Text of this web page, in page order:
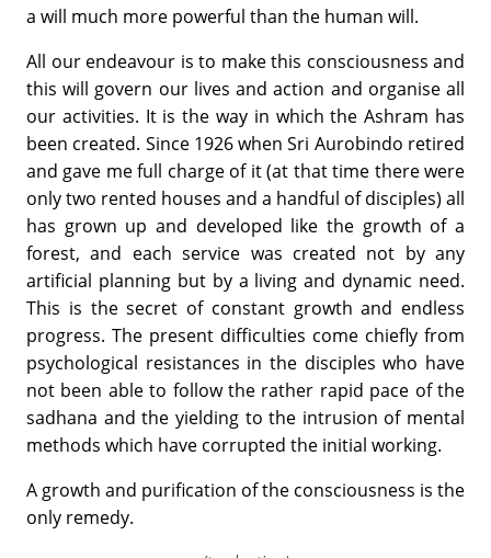
a will much more powerful than the human will.
All our endeavour is to make this consciousness and
this will govern our lives and action and organise all
our activities. It is the way in which the Ashram has
been created. Since 1926 when Sri Aurobindo retired
and gave me full charge of it (at that time there were
only two rented houses and a handful of disciples) all
has grown up and developed like the growth of a
forest, and each service was created not by any
artificial planning but by a living and dynamic need.
This is the secret of constant growth and endless
progress. The present difficulties come chiefly from
psychological resistances in the disciples who have
not been able to follow the rather rapid pace of the
sadhana and the yielding to the intrusion of mental
methods which have corrupted the initial working.
A growth and purification of the consciousness is the
only remedy.